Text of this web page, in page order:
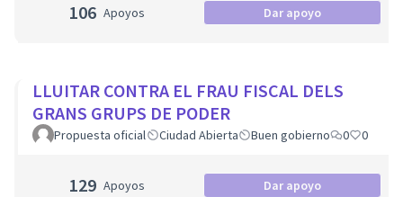
106 Apoyos Dar apoyo
LLUITAR CONTRA EL FRAU FISCAL DELS
GRANS GRUPS DE PODER
Propuesta oficial Ciudad Abierta Buen gobierno 0 0
129 Apoyos Dar apoyo